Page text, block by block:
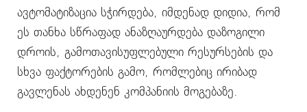
ავტომატიზაცია სჭირდება, იმდენად დიდია, რომ
ეს თანხა სწრაფად ანაზღაურდება დაზოგილი
დროის, გამოთავისუფლებული რესურსების და
სხვა ფაქტორების გამო, რომლებიც ირიბად
გავლენას ახდენენ კომპანიის მოგებაზე.